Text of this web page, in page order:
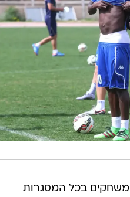
* מכבי תל אביב קיימה 20 משחקים בכל המסגרות